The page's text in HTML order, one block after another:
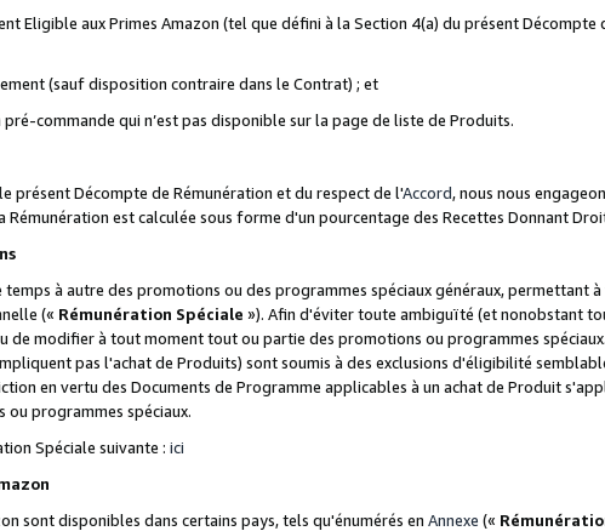
Eligible aux Primes Amazon (tel que défini à la Section 4(a) du présent Décompte
(sauf disposition contraire dans le Contrat) ; et
commande qui n’est pas disponible sur la page de liste de Produits.
présent Décompte de Rémunération et du respect de l'Accord, nous nous
Rémunération est calculée sous forme d'un pourcentage des Recettes Donnant
à autre des promotions ou des programmes spéciaux généraux, permettant
(« Rémunération Spéciale »). Afin d'éviter toute ambiguïté (et nonobstant
de modifier à tout moment tout ou partie des promotions ou programmes
pas l'achat de Produits) sont soumis à des exclusions d'éligibilité
en vertu des Documents de Programme applicables à un achat de Produit
programmes spéciaux.
Spéciale suivante : ici
sont disponibles dans certains pays, tels qu'énumérés en Annexe («